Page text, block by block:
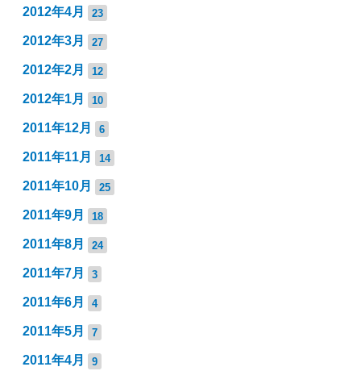
2012年4月 23
2012年3月 27
2012年2月 12
2012年1月 10
2011年12月 6
2011年11月 14
2011年10月 25
2011年9月 18
2011年8月 24
2011年7月 3
2011年6月 4
2011年5月 7
2011年4月 9